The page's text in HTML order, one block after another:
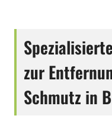
zur
Schmutz in